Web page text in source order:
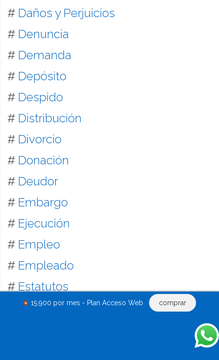
15.900 por mes - Plan Acceso Web comprar
# Daños y Perjuicios
# Denuncia
# Demanda
# Depósito
# Despido
# Distribución
# Divorcio
# Donación
# Deudor
# Embargo
# Ejecución
# Empleo
# Empleado
# Estatutos
Fianza